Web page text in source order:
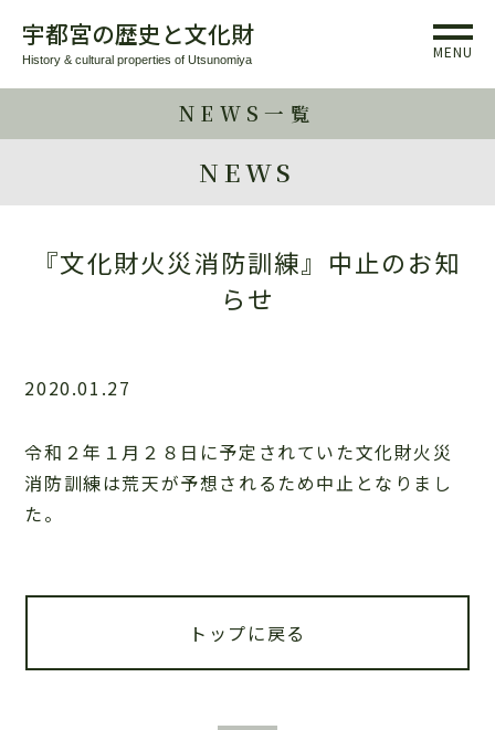
宇都宮の歴史と文化財
History & cultural properties of Utsunomiya MENU
NEWS一覧
NEWS
『文化財火災消防訓練』中止のお知
らせ
2020.01.27
令和２年１月２８日に予定されていた文化財火災
消防訓練は荒天が予想されるため中止となりまし
た。
トップに戻る